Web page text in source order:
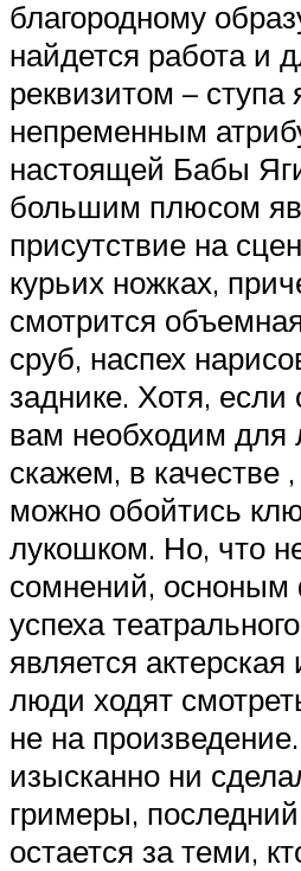
благородному
найдется работа и
реквизитом – ступа
непременным
настоящей Бабы
большим плюсом
присутствие на
курьих ножках,
смотрится
сруб, наспех
заднике. Хотя,
вам необходим для
скажем, в качестве
можно обойтись
лукошком. Но, что
сомнений, осноным
успеха
является актерская
люди ходят
не на
изысканно ни
гримеры,
остается за теми,